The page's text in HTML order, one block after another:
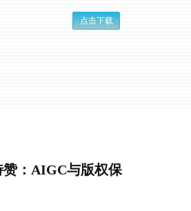
点击下载
：AIGC与版权保